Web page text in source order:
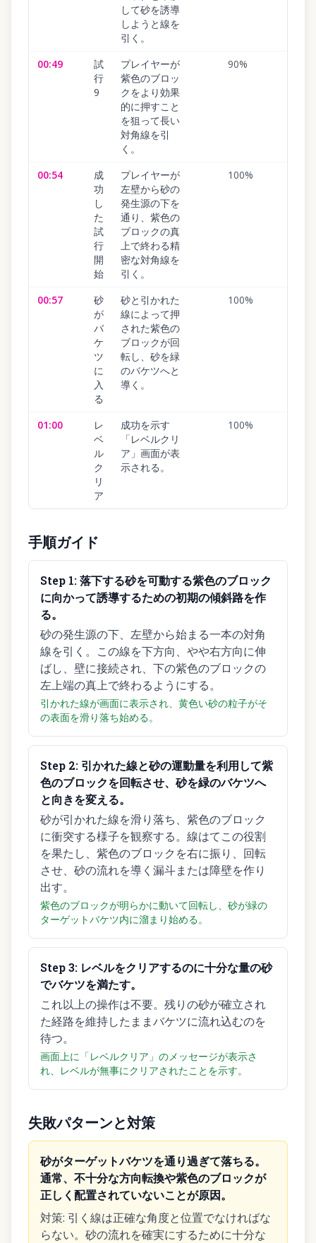
して砂を誘導
しようと線を
引く。
00:49
試
行
9
プレイヤーが
紫色のブロッ
クをより効果
的に押すこと
を狙って長い
対角線を引
く。
90%
00:54
成
功
し
た
試
行
開
始
プレイヤーが
左壁から砂の
発生源の下を
通り、紫色の
ブロックの真
上で終わる精
密な対角線を
引く。
100%
00:57
砂
が
バ
ケ
ツ
に
入
る
砂と引かれた
線によって押
された紫色の
ブロックが回
転し、砂を緑
のバケツへと
導く。
100%
01:00
レ
ベ
ル
ク
リ
ア
成功を示す
「レベルクリ
ア」画面が表
示される。
100%
手順ガイド
Step 1:落下する砂を可動する紫色のブロック
に向かって誘導するための初期の傾斜路を作
る。
砂の発生源の下、左壁から始まる一本の対角
線を引く。この線を下方向、やや右方向に伸
ばし、壁に接続され、下の紫色のブロックの
左上端の真上で終わるようにする。
引かれた線が画面に表示され、黄色い砂の粒子がそ
の表面を滑り落ち始める。
Step 2: 引かれた線と砂の運動量を利用して紫
色のブロックを回転させ、砂を緑のバケツへ
と向きを変える。
砂が引かれた線を滑り落ち、紫色のブロック
に衝突する様子を観察する。線はてこの役割
を果たし、紫色のブロックを右に振り、回転
させ、砂の流れを導く漏斗または障壁を作り
出す。
紫色のブロックが明らかに動いて回転し、砂が緑の
ターゲットバケツ内に溜まり始める。
Step3: レベルをクリアするのに十分な量の砂
でバケツを満たす。
これ以上の操作は不要。残りの砂が確立され
た経路を維持したままバケツに流れ込むのを
待つ。
画面上に「レベルクリア」のメッセージが表示さ
れ、レベルが無事にクリアされたことを示す。
失敗パターンと対策
砂がターゲットバケツを通り過ぎて落ちる。
通常、不十分な方向転換や紫色のブロックが
正しく配置されていないことが原因。
対策: 引く線は正確な角度と位置でなければな
らない。砂の流れを確実にするために十分な